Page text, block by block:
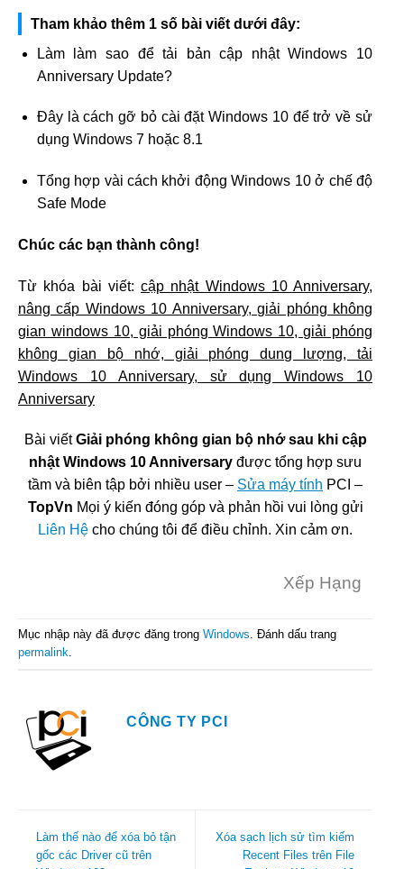
Tham khảo thêm 1 số bài viết dưới đây:
Làm làm sao để tải bản cập nhật Windows 10
Anniversary Update?
Đây là cách gỡ bỏ cài đặt Windows 10 để trở về sử
dụng Windows 7 hoặc 8.1
Tổng hợp vài cách khởi động Windows 10 ở chế độ
Safe Mode
Chúc các bạn thành công!
Từ khóa bài viết: cập nhật Windows 10 Anniversary,
nâng cấp Windows 10 Anniversary, giải phóng không
gian windows 10, giải phóng Windows 10, giải phóng
không gian bộ nhớ, giải phóng dung lượng, tải
Windows 10 Anniversary, sử dụng Windows 10
Anniversary
Bài viếtGiải phóng không gian bộ nhớ sau khi cập
nhật Windows 10 Anniversary được tổng hợp sưu
tầm và biên tập bởi nhiều user – Sửa máy tính PCI –
TopVn Mọi ý kiến đóng góp và phản hồi vui lòng gửi
Liên Hệ cho chúng tôi để điều chỉnh. Xin cảm ơn.
Xếp Hạng
Mục nhập này đã được đăng trong Windows . Đánh dấu trang
permalink
CÔNG TY PCI
Làm thế nào để xóa bỏ tận
gốc các Driver cũ trên
Xóa sạch lịch sử tìm kiếm
Recent Files trên File